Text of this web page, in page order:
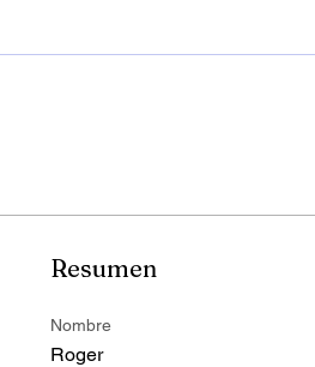
Resumen
Nombre
Roger